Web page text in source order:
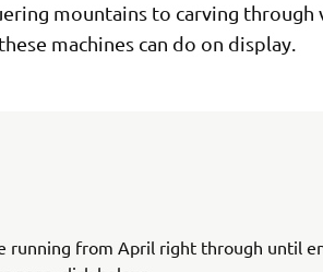
mountains to carving through
machines can do on display.
running from April right through until